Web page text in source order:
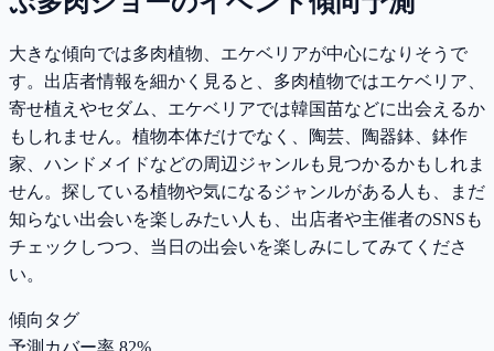
大きな傾向では多肉植物、エケベリアが中心になりそうで
す。出店者情報を細かく見ると、多肉植物ではエケベリア、
寄せ植えやセダム、エケベリアでは韓国苗などに出会えるか
もしれません。植物本体だけでなく、陶芸、陶器鉢、鉢作
家、ハンドメイドなどの周辺ジャンルも見つかるかもしれま
せん。探している植物や気になるジャンルがある人も、まだ
知らない出会いを楽しみたい人も、出店者や主催者のSNSも
チェックしつつ、当日の出会いを楽しみにしてみてくださ
い。
傾向タグ